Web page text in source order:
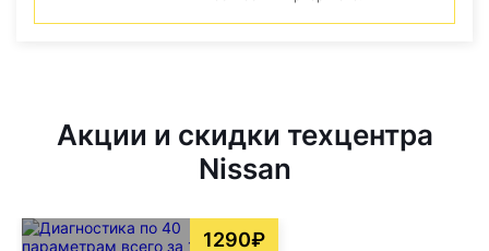
Акции и скидки техцентра
Nissan
1290₽